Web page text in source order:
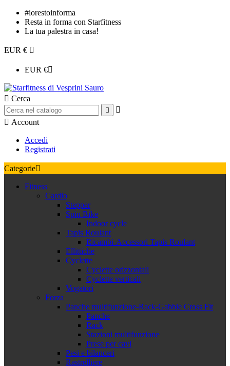
#iorestoinforma
Resta in forma con Starfitness
La tua palestra in casa!
EUR € 
EUR €
 Cerca


 Account
Accedi
Registrati
Categorie
Fitness
Cardio
Stepper
Spin Bike
Indoor cycle
Tapis Roulant
Ricambi-Accessori Tapis Roulant
Ellittiche
Cyclette
Cyclette orizzontali
Cyclette verticali
Vogatori
Forza
Panche multifunzione-Rack-Gabbie Cross Fit
Panche
Rack
Stazioni multifunzione
Prese per cavi
Pesi e bilanceri
Rastrelliere